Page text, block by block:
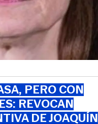
PERO CON
REVOCAN
DE JOAQUÍN